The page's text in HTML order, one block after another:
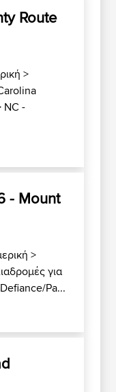
Route
>
NC -
- Mount
>
για
Pa...